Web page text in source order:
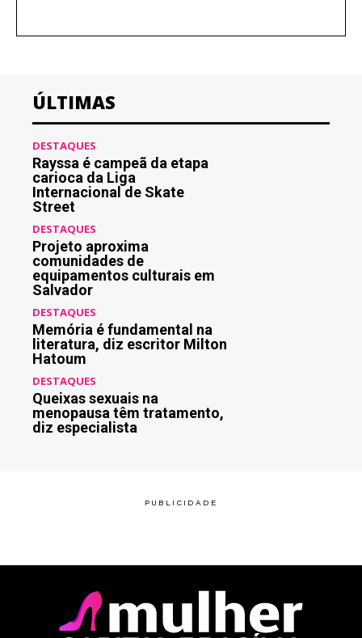
ÚLTIMAS
DESTAQUES
Rayssa é campeã da etapa
carioca da Liga
Internacional de Skate
Street
DESTAQUES
Projeto aproxima
comunidades de
equipamentos culturais em
Salvador
DESTAQUES
Memória é fundamental na
literatura, diz escritor Milton
Hatoum
DESTAQUES
Queixas sexuais na
menopausa têm tratamento,
diz especialista